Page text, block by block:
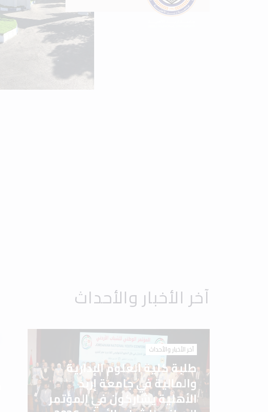
آخر الأخبار والأحداث
آخر الأخبار والأحداث
طلبة كلية العلوم الإدارية
والمالية في جامعة إربد
الأهلية يشاركون في المؤتمر